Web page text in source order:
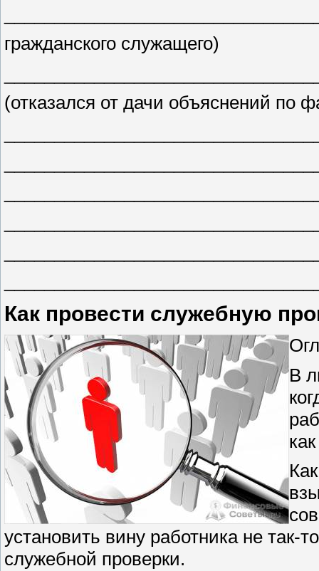
гражданского служащего)
(отказался от дачи объяснений по
Как провести служебную
В
установить вину работника не так-
служебной проверки.